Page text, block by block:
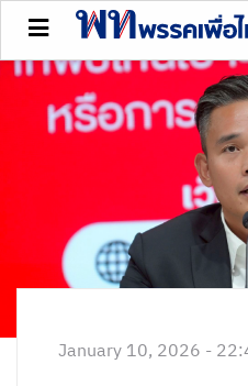
January 10, 2026 -